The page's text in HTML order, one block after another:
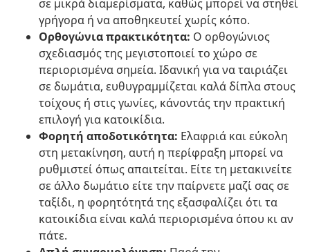
σε μικρά διαμερίσματα, καθώς μπορεί να στηθεί
γρήγορα ή να αποθηκευτεί χωρίς κόπο.
Ορθογώνια πρακτικότητα: Ο ορθογώνιος
σχεδιασμός της μεγιστοποιεί το χώρο σε
περιορισμένα σημεία. Ιδανική για να ταιριάζει
σε δωμάτια, ευθυγραμμίζεται καλά δίπλα στους
τοίχους ή στις γωνίες, κάνοντάς την πρακτική
επιλογή για κατοικίδια.
Φορητή αποδοτικότητα: Ελαφριά και εύκολη
στη μετακίνηση, αυτή η περίφραξη μπορεί να
ρυθμιστεί όπως απαιτείται. Είτε τη μετακινείτε
σε άλλο δωμάτιο είτε την παίρνετε μαζί σας σε
ταξίδι, η φορητότητά της εξασφαλίζει ότι τα
κατοικίδια είναι καλά περιορισμένα όπου κι αν
πάτε.